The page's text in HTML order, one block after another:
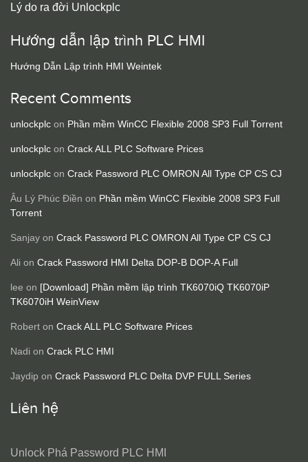
Lý do ra đời Unlockplc
Hướng dẫn lập trình PLC HMI
Hướng Dẫn Lập trình HMI Weintek
Recent Comments
unlockplc on Phần mềm WinCC Flexible 2008 SP3 Full Torrent
unlockplc on Crack ALL PLC Software Prices
unlockplc on Crack Password PLC OMRON All Type CP CS CJ
Âu Lý Phúc Điền on Phần mềm WinCC Flexible 2008 SP3 Full
Torrent
Sanjay on Crack Password PLC OMRON All Type CP CS CJ
Ali on Crack Password HMI Delta DOP-B DOP-A Full
lee on [Download] Phần mềm lập trình TK6070iQ TK6070iP
TK6070iH WeinView
Robert on Crack ALL PLC Software Prices
Nadi on Crack PLC HMI
Jaydip on Crack Password PLC Delta DVP FULL Series
Liên hệ
Unlock Phá Password PLC HMI